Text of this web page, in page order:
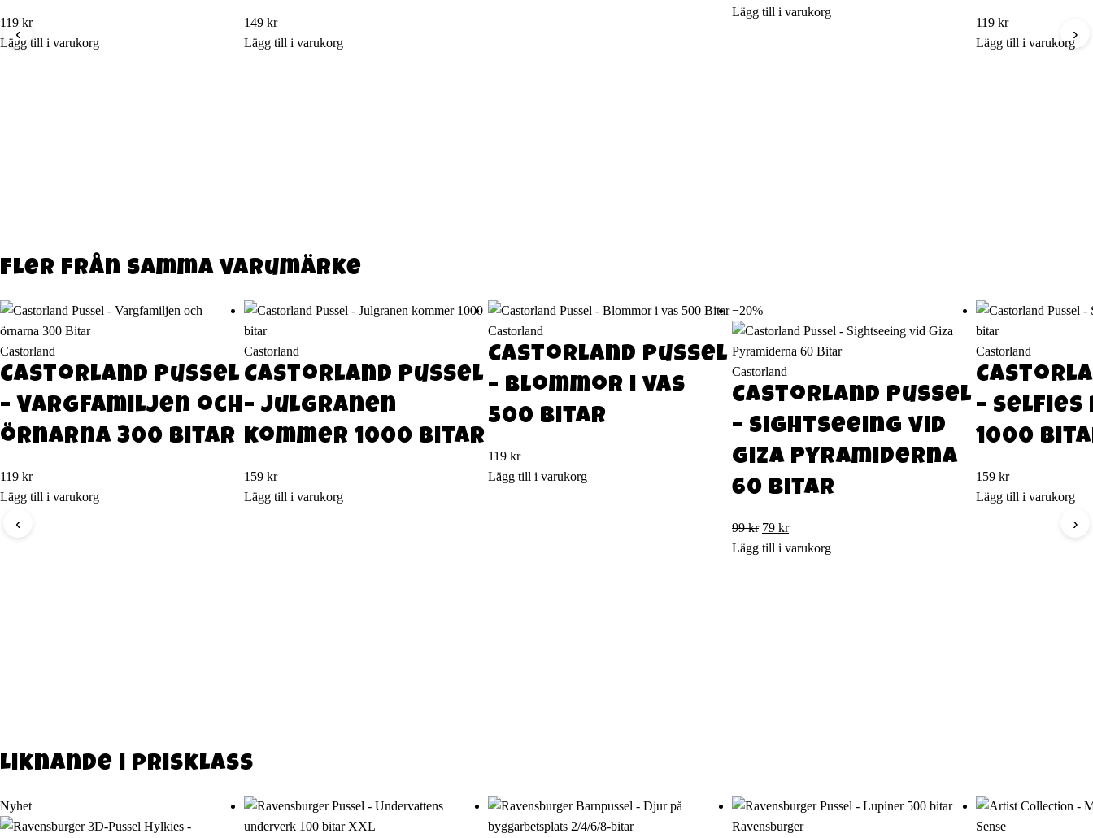
‹
119 kr
Lägg till i varukorg
149 kr
Lägg till i varukorg
Lägg till i varukorg
119 kr
Lägg till i varukorg
›
Fler från samma varumärke
‹
Castorland
Castorland Pussel
– Vargfamiljen och
örnarna 300 Bitar
119 kr
Lägg till i varukorg
Castorland
Castorland Pussel
– Julgranen
kommer 1000 bitar
159 kr
Lägg till i varukorg
Castorland
Castorland Pussel
– Blommor i vas
500 Bitar
119 kr
Lägg till i varukorg
−20%
Castorland
Castorland Pussel
– Sightseeing vid
Giza Pyramiderna
60 Bitar
99kr Det
ursprungliga
79 krDet
nuvarande
Lägg till i varukorg
Castorland
– Selfies
1000
159 kr
Lägg till i varukorg
›
Liknande i prisklass
Nyhet
Ravensburger Sense